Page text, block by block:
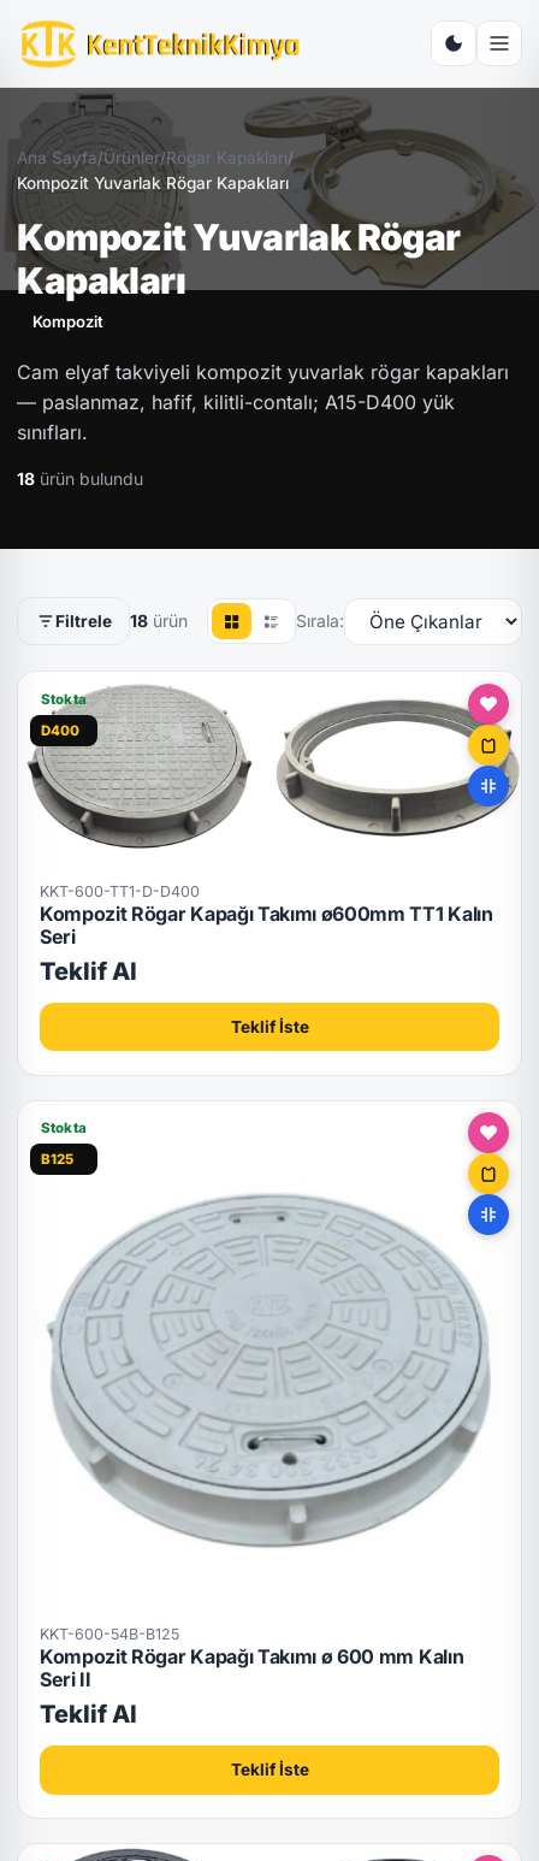
Ana Sayfa/Ürünler/Rögar Kapakları/
Kompozit Yuvarlak Rögar Kapakları
Kompozit Yuvarlak Rögar
Kapakları
Kompozit
Cam elyaf takviyeli kompozit yuvarlak rögar kapakları
— paslanmaz, hafif, kilitli-contalı; A15-D400 yük
sınıfları.
18 ürün bulundu
Filtrele 18 ürün Sırala:
Stokta
D400
KKT-600-TT1-D-D400
Kompozit Rögar Kapağı Takımı ø600mm TT1 Kalın
Seri
Teklif Al
Teklif İste
Stokta
B125
KKT-600-54B-B125
Kompozit Rögar Kapağı Takımı ø 600 mm Kalın
Seri II
Teklif Al
Teklif İste